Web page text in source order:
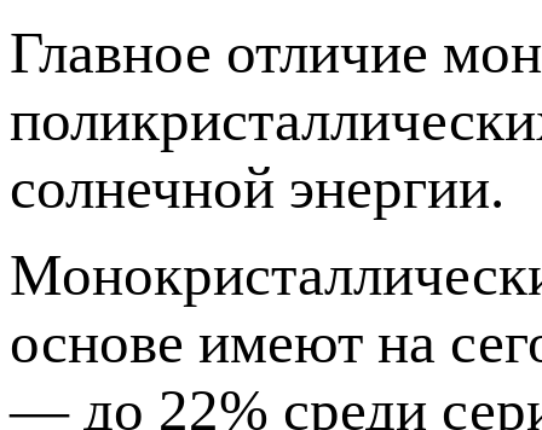
Главное отличие
солнечной энергии.
основе имеют на
— до 22% среди